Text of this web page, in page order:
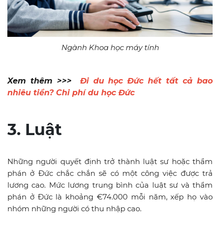
Ngành Khoa học máy tính
Xem thêm >>>
Đi du học Đức hết tất cả bao
nhiêu tiền? Chi phí du học Đức
3. Luật
Những người quyết định trở thành luật sư hoặc thẩm
phán ở Đức chắc chắn sẽ có một công việc được trả
lương cao. Mức lương trung bình của luật sư và thẩm
phán ở Đức là khoảng €74.000 mỗi năm, xếp họ vào
nhóm những người có thu nhập cao.